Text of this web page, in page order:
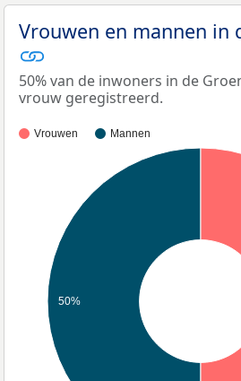
Vrouwen en mannen in
50% van de inwoners in de
vrouw geregistreerd.
Vrouwen Mannen
50%